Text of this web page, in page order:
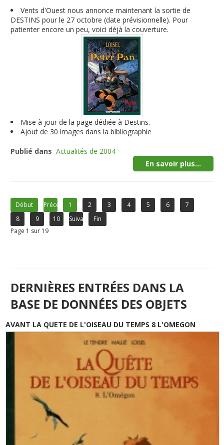
Vents d'Ouest nous annonce maintenant la sortie de
DESTINS pour le 27 octobre (date prévisionnelle). Pour
patienter encore un peu, voici déjà la couverture.
Mise à jour de la page dédiée à Destins.
Ajout de 30 images dans la bibliographie
Publié dans Actualités de 2004
En savoir plus...
Début Précédent1 2 3 4 5 6
7
8
9 10 Suivant
Fin
Page 1 sur 19
DERNIÈRES ENTRÉES DANS LA
BASE DE DONNÉES DES OBJETS
AVANT LA QUETE DE L'OISEAU DU TEMPS 8 L'OMEGON